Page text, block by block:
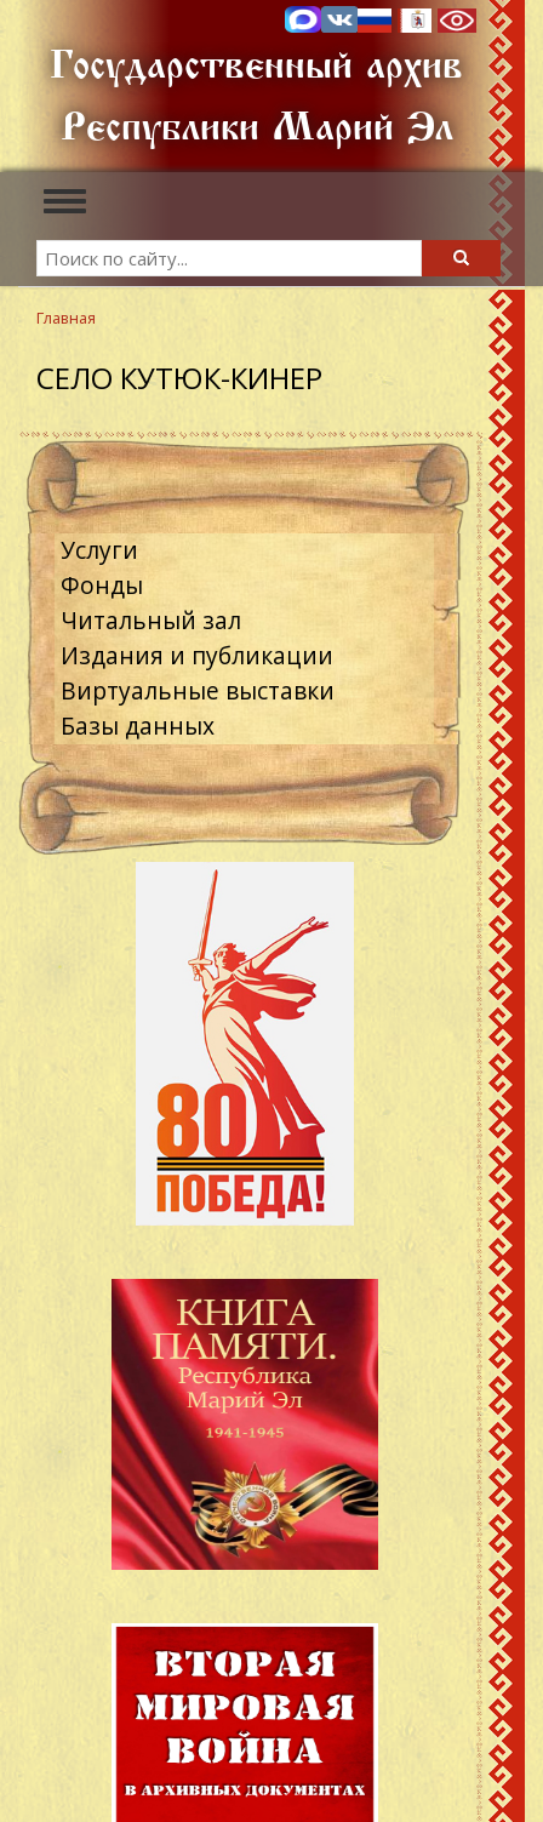
основному
содержанию
Государственный архив
Республики Марий Эл
Toggle
navigation
Search
Search
Главная
СЕЛО КУТЮК-КИНЕР
Услуги
Фонды
Читальный зал
Издания и публикации
Виртуальные выставки
Базы данных